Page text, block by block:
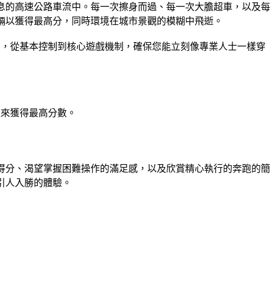
高速公路車流中。每一次擦身而過、每一次大膽超車，以及每
獲得最高分，同時環境在城市景觀的模糊中飛逝。
、渴望掌握困難操作的滿足感，以及欣賞精心執行的奔跑的簡
人入勝的體驗。
從基本控制到核心遊戲機制，確保您能立刻像專業人士一樣穿
獲得最高分數。